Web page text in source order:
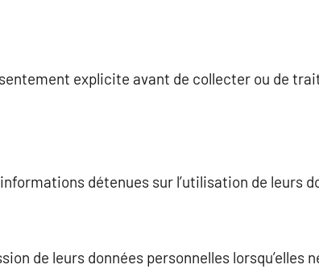
explicite avant de collecter ou de
détenues sur l’utilisation de leurs
de leurs données personnelles lorsqu’elles